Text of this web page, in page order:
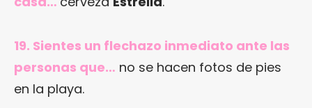
19. Sientes un flechazo inmediato ante las
personas que… no se hacen fotos de pies
en la playa.